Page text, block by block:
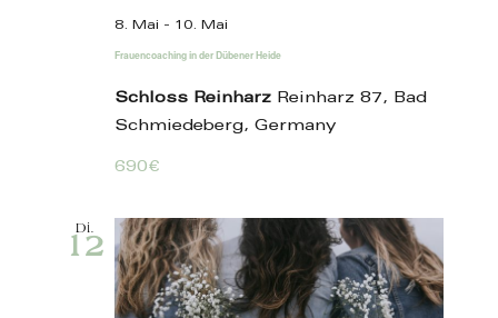
Frauencoaching in der Dübener Heide
8. Mai - 10. Mai
Schloss Reinharz Reinharz 87, Bad
Schmiedeberg, Germany
690€
Di.
12